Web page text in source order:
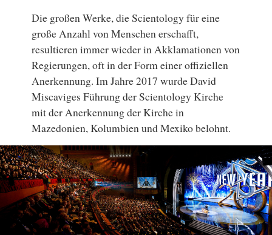
Die großen Werke, die Scientology für eine
große Anzahl von Menschen erschafft,
resultieren immer wieder in Akklamationen von
Regierungen, oft in der Form einer offiziellen
Anerkennung. Im Jahre 2017 wurde David
Miscaviges Führung der Scientology Kirche
mit der Anerkennung der Kirche in
Mazedonien, Kolumbien und Mexiko belohnt.